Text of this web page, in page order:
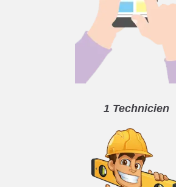
1 Technicien